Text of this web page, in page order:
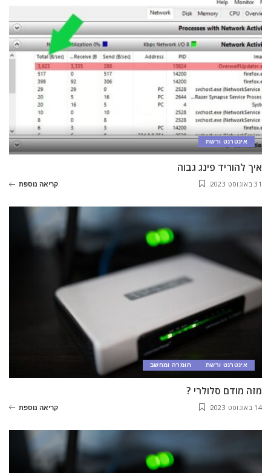
אינטרנט ורשת
איך להוריד פינג גבוה
31 באוגוסט 2023 קריאה נוספת
אינטרנט ורשת חומרה ומחשב
מזה מודם סלולרי ?
14 באוגוסט 2023 קריאה נוספת